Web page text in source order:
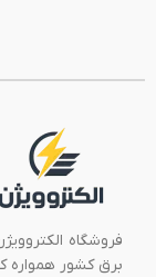
فروشگاه
برق کشور همواره